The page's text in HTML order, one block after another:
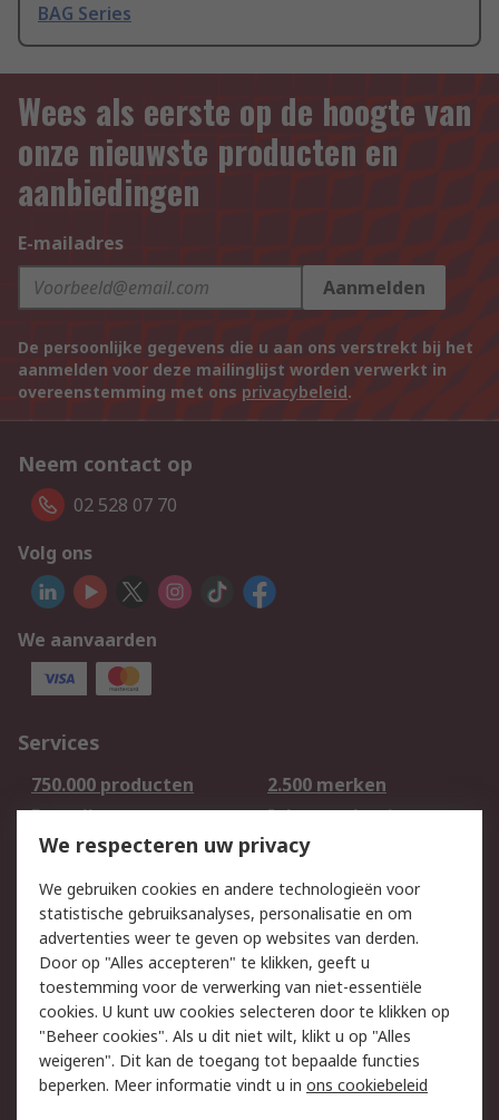
BAG Series
Wees als eerste op de hoogte van
onze nieuwste producten en
aanbiedingen
E-mailadres
Aanmelden
De persoonlijke gegevens die u aan ons verstrekt bij het
aanmelden voor deze mailinglijst worden verwerkt in
overeenstemming met ons privacybeleid.
Neem contact op
02 528 07 70
Volg ons
We aanvaarden
Services
750.000 producten
2.500 merken
Bestellen
Inkoopoplossingen
Retouren
Technisch advies
Track & Trace
Wettelijk
Cookiebeleid
Email veiligheid
Privacybeleid -
Bijgewerkt
Websitevoorwaarden
Algemene
verkoopvoorwaarden
We respecteren uw privacy
We gebruiken cookies en andere technologieën voor
statistische gebruiksanalyses, personalisatie en om
advertenties weer te geven op websites van derden.
Door op "Alles accepteren" te klikken, geeft u
toestemming voor de verwerking van niet-essentiële
cookies. U kunt uw cookies selecteren door te klikken op
"Beheer cookies". Als u dit niet wilt, klikt u op "Alles
weigeren". Dit kan de toegang tot bepaalde functies
beperken. Meer informatie vindt u in ons cookiebeleid